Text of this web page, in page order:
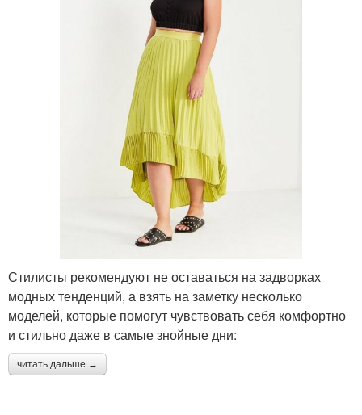
Стилисты рекомендуют не оставаться на задворках
модных тенденций, а взять на заметку несколько
моделей, которые помогут чувствовать себя комфортно
и стильно даже в самые знойные дни:
читать дальше →